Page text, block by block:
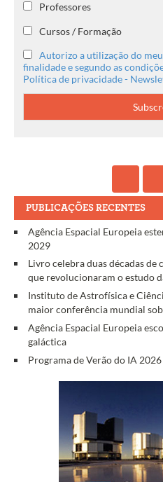
Professores
Cursos / Formação
Autorizo a utilização do
finalidade e segundo as
Política de privacidade -
PUBLICAÇÕES RECENTES
Agência Espacial Europeia
2029
Livro celebra duas décadas
que revolucionaram o estudo
Instituto de Astrofísica e
maior conferência mundial
Agência Espacial Europeia
galáctica
Programa de Verão do IA 2026